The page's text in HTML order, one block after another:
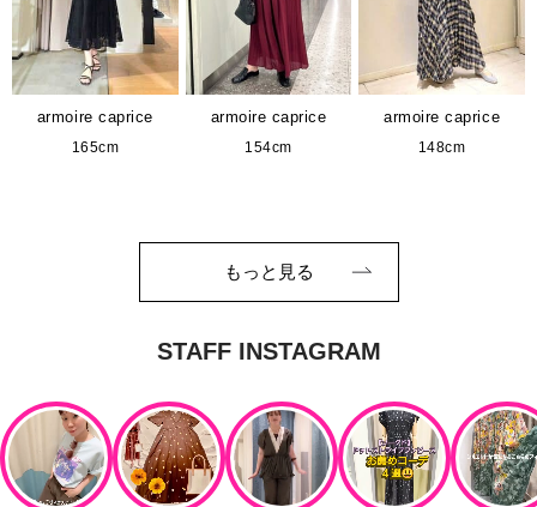
armoire caprice
165cm
armoire caprice
154cm
armoire caprice
148cm
もっと見る